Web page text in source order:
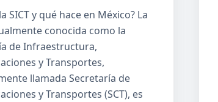
SICT y qué hace en México? La
conocida como la
de Infraestructura,
y Transportes,
llamada Secretaría de
y Transportes (SCT), es